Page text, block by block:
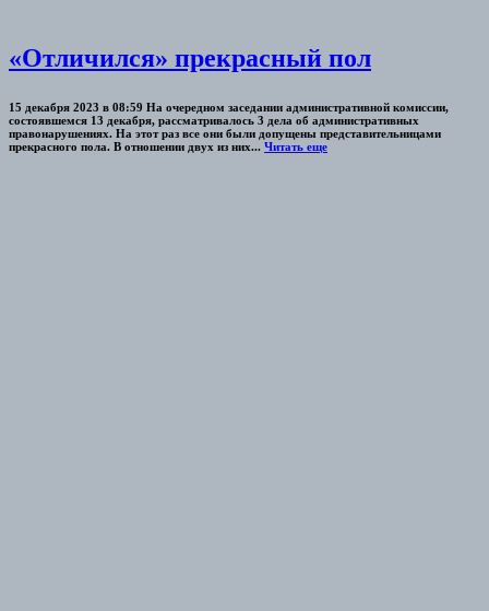
«Отличился» прекрасный пол
15 декабря 2023 в 08:59 На очередном заседании административной комиссии,
состоявшемся 13 декабря, рассматривалось 3 дела об административных
правонарушениях. На этот раз все они были допущены представительницами
прекрасного пола. В отношении двух из них... Читать еще